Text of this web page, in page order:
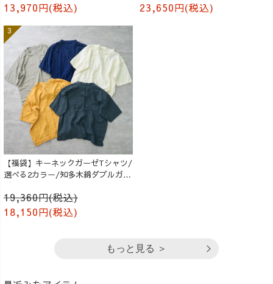
13,970円(税込)
23,650円(税込)
【福袋】キーネックガーゼTシャツ/
選べる2カラー/知多木綿ダブルガー
ゼ
19,360円(税込)
18,150円(税込)
もっと見る ＞